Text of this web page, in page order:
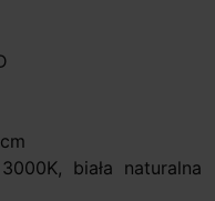
biała naturalna